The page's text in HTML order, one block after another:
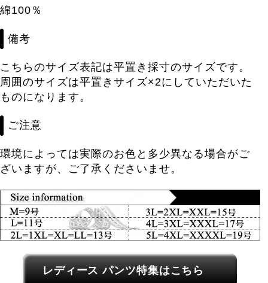
綿100％
備考
こちらのサイズ表記は平置き採寸のサイズです。
周囲のサイズは平置きサイズ×2にしていただいた
ものになります。
ご注意
環境によっては実際のお色と多少異なる場合がご
ざいますが、ご了承くださいませ。
レディース関連カテゴリーへのリンク
レディース パンツ特集はこちら